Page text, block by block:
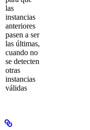
las
instancias
anteriores
pasen a ser
las últimas,
cuando no
se detecten
otras
instancias
válidas